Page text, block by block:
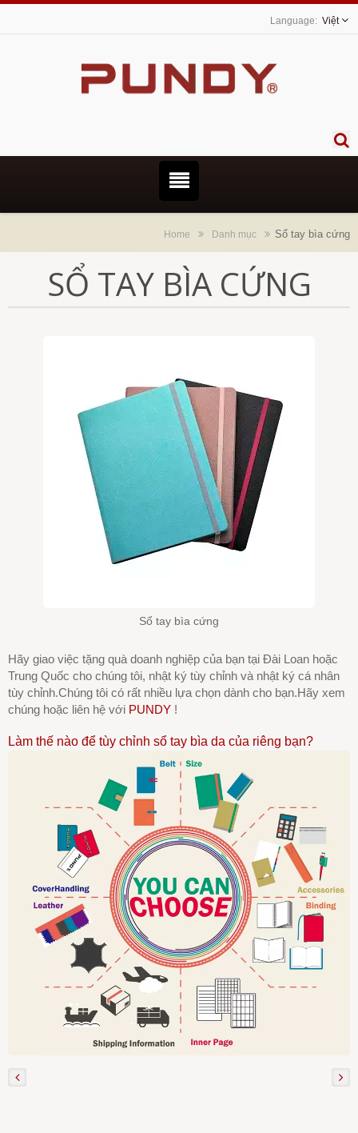
Việt
Home Danh mục Sổ tay bìa cứng
SỔ TAY BÌA CỨNG
Sổ tay bìa cứng
Hãy giao việc tặng quà doanh nghiệp của bạn tại Đài Loan hoặc
Trung Quốc cho chúng tôi, nhật ký tùy chỉnh và nhật ký cá nhân
tùy chỉnh.Chúng tôi có rất nhiều lựa chọn dành cho bạn.Hãy xem
chúng hoặc liên hệ với PUNDY !
Làm thế nào để tùy chỉnh sổ tay bìa da của riêng bạn?